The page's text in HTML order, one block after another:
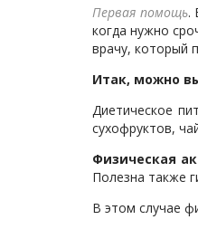
Первая помощь.
когда нужно
врачу, который
Итак, можно
Диетическое
сухофруктов,
Физическая
Полезна также
В этом случае